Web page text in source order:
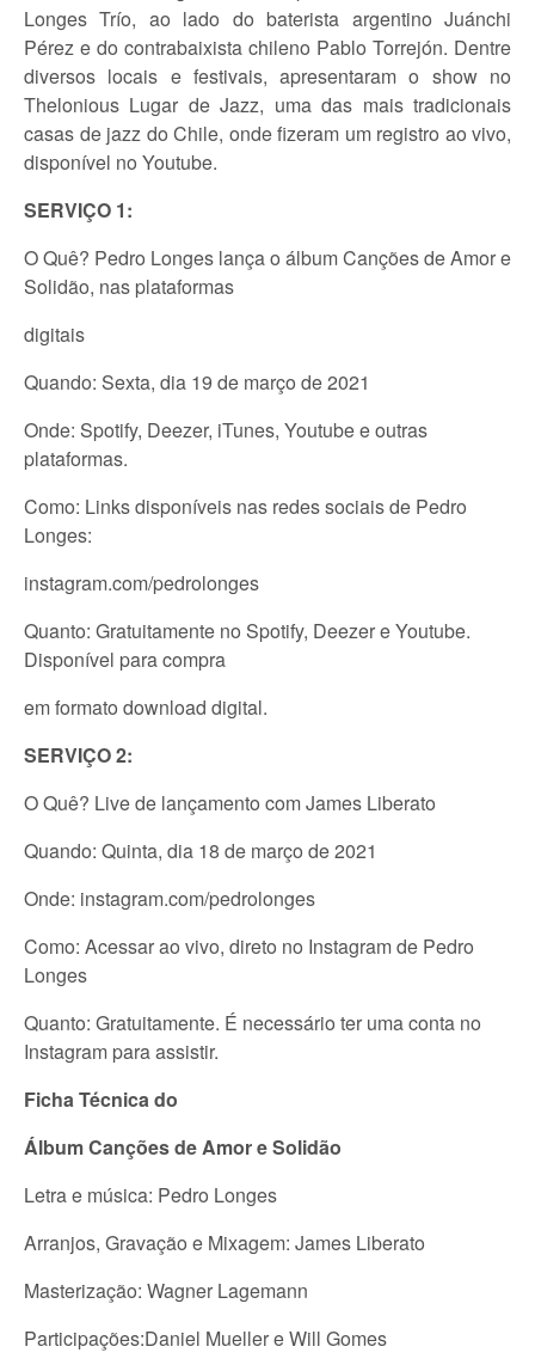
Longes Trío, ao lado do baterista argentino Juánchi
Pérez e do contrabaixista chileno Pablo Torrejón. Dentre
diversos locais e festivais, apresentaram o show no
Thelonious Lugar de Jazz, uma das mais tradicionais
casas de jazz do Chile, onde fizeram um registro ao vivo,
disponível no Youtube.
SERVIÇO 1:
O Quê? Pedro Longes lança o álbum Canções de Amor e
Solidão, nas plataformas
digitais
Quando: Sexta, dia 19 de março de 2021
Onde: Spotify, Deezer, iTunes, Youtube e outras
plataformas.
Como: Links disponíveis nas redes sociais de Pedro
Longes:
instagram.com/pedrolonges
Quanto: Gratuitamente no Spotify, Deezer e Youtube.
Disponível para compra
em formato download digital.
SERVIÇO 2:
O Quê? Live de lançamento com James Liberato
Quando: Quinta, dia 18 de março de 2021
Onde: instagram.com/pedrolonges
Como: Acessar ao vivo, direto no Instagram de Pedro
Longes
Quanto: Gratuitamente. É necessário ter uma conta no
Instagram para assistir.
Ficha Técnica do
Álbum Canções de Amor e Solidão
Letra e música: Pedro Longes
Arranjos, Gravação e Mixagem: James Liberato
Masterização: Wagner Lagemann
Participações:Daniel Mueller e Will Gomes